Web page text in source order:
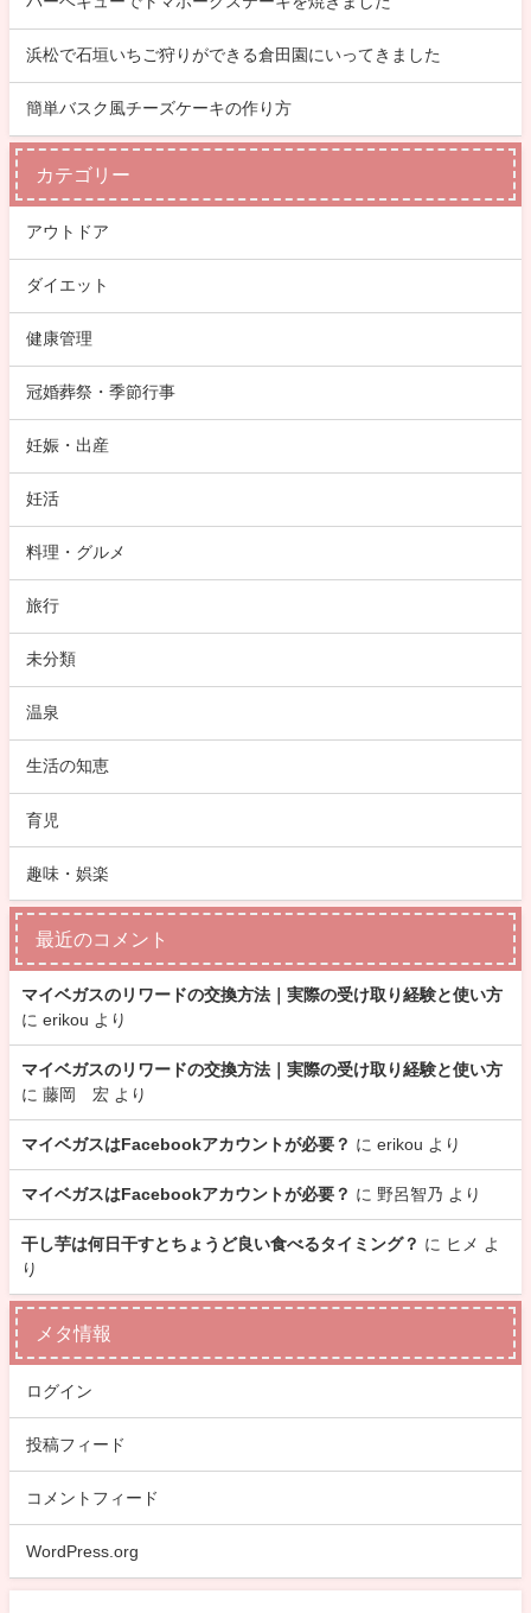
浜松で石垣いちご狩りができる倉田園にいってきました
簡単バスク風チーズケーキの作り方
カテゴリー
アウトドア
ダイエット
健康管理
冠婚葬祭・季節行事
妊娠・出産
妊活
料理・グルメ
旅行
未分類
温泉
生活の知恵
育児
趣味・娯楽
最近のコメント
マイベガスのリワードの交換方法｜実際の受け取り経験と使い方
に erikou より
マイベガスのリワードの交換方法｜実際の受け取り経験と使い方
に 藤岡 宏 より
マイベガスはFacebookアカウントが必要？ に erikou より
マイベガスはFacebookアカウントが必要？ に 野呂智乃 より
干し芋は何日干すとちょうど良い食べるタイミング？ に ヒメ よ
り
メタ情報
ログイン
投稿フィード
コメントフィード
WordPress.org